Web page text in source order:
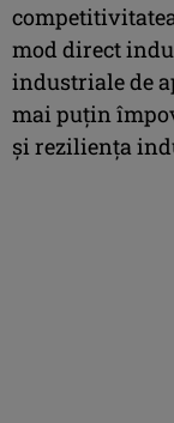
mod direct
industriale de
mai puţin
şi rezilienţa